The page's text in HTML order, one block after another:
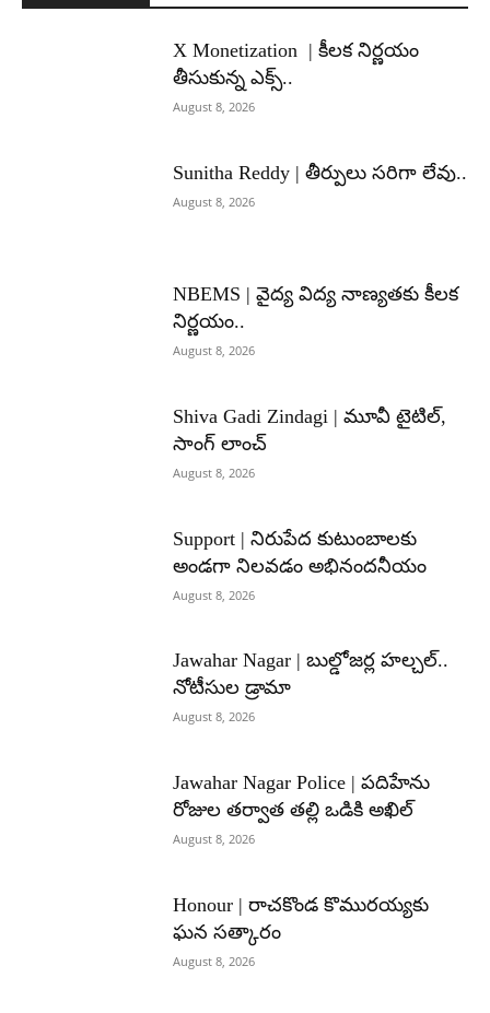
X Monetization | కీలక నిర్ణయం
తీసుకున్న ఎక్స్..
August 8, 2026
Sunitha Reddy | తీర్పులు సరిగా లేవు..
August 8, 2026
NBEMS | వైద్య విద్య నాణ్యతకు కీలక
నిర్ణయం..
August 8, 2026
Shiva Gadi Zindagi | మూవీ టైటిల్,
సాంగ్ లాంచ్
August 8, 2026
Support | నిరుపేద కుటుంబాలకు
అండగా నిలవడం అభినందనీయం
August 8, 2026
Jawahar Nagar | బుల్డోజర్ల హల్చల్..
నోటీసుల డ్రామా
August 8, 2026
Jawahar Nagar Police | పదిహేను
రోజుల తర్వాత తల్లి ఒడికి అఖిల్
August 8, 2026
Honour | రాచకొండ కొమురయ్యకు
ఘన సత్కారం
August 8, 2026